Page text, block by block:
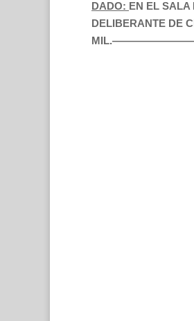
DADO: EN EL SALA
DELIBERANTE DE